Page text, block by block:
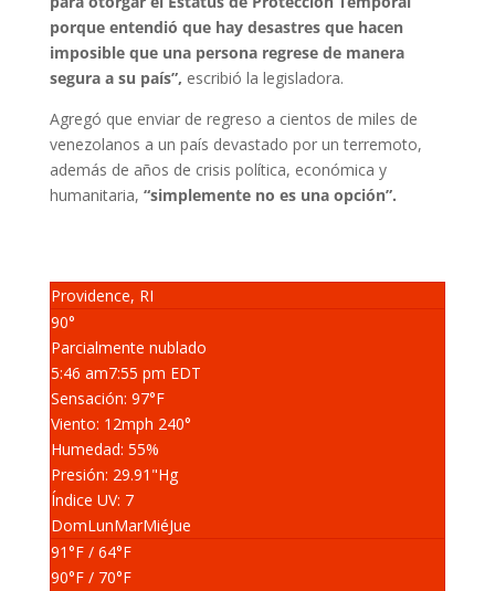
porque entendió que hay desastres que hacen
imposible que una persona regrese de manera
segura a su país”, escribió la legisladora.
Agregó que enviar de regreso a cientos de miles de
venezolanos a un país devastado por un terremoto,
además de años de crisis política, económica y
humanitaria, “simplemente no es una opción”.
Providence, RI
90°
Parcialmente nublado
5:46 am7:55 pm EDT
Sensación: 97°F
Viento: 12mph 240°
Humedad: 55%
Presión: 29.91 "Hg
Índice UV: 7
DomLunMarMiéJue
91°F/ 64°F
90°F/ 70°F